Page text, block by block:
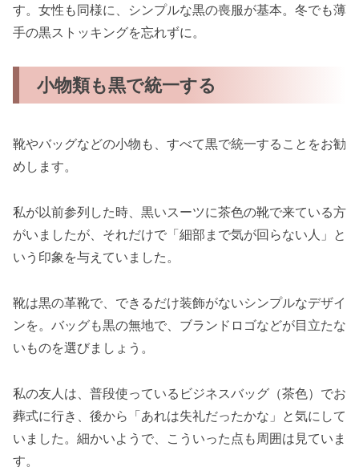
す。女性も同様に、シンプルな黒の喪服が基本。冬でも薄
手の黒ストッキングを忘れずに。
小物類も黒で統一する
靴やバッグなどの小物も、すべて黒で統一することをお勧
めします。
私が以前参列した時、黒いスーツに茶色の靴で来ている方
がいましたが、それだけで「細部まで気が回らない人」と
いう印象を与えていました。
靴は黒の革靴で、できるだけ装飾がないシンプルなデザイ
ンを。バッグも黒の無地で、ブランドロゴなどが目立たな
いものを選びましょう。
私の友人は、普段使っているビジネスバッグ（茶色）でお
葬式に行き、後から「あれは失礼だったかな」と気にして
いました。細かいようで、こういった点も周囲は見ていま
す。